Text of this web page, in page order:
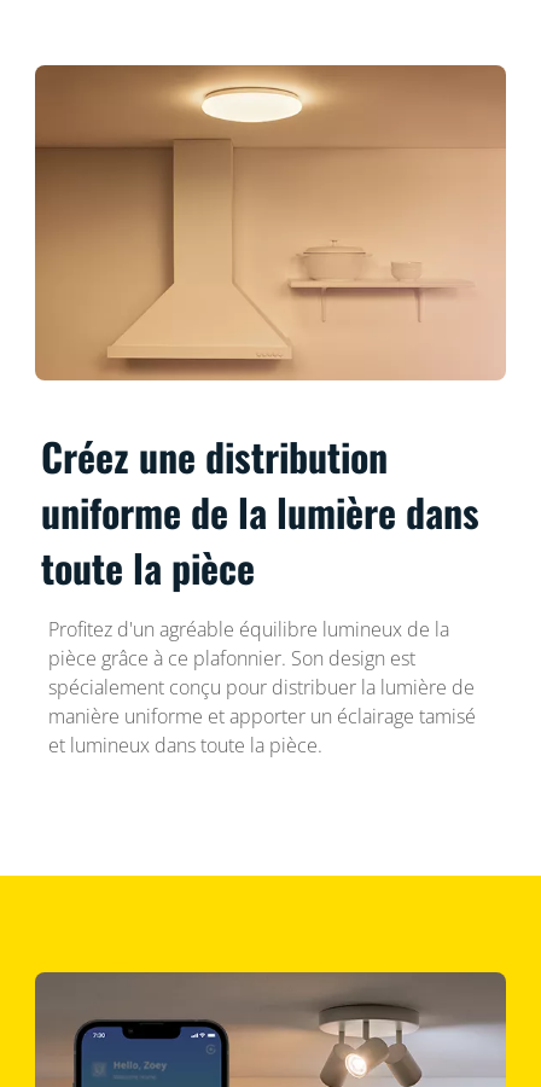
Créez une distribution
uniforme de la lumière dans
toute la pièce
Profitez d'un agréable équilibre lumineux de la
pièce grâce à ce plafonnier. Son design est
spécialement conçu pour distribuer la lumière de
manière uniforme et apporter un éclairage tamisé
et lumineux dans toute la pièce.